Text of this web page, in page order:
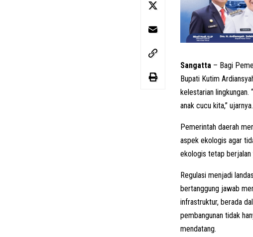
Sangatta – Bagi
Bupati Kutim
kelestarian
anak cucu kita,” ujarnya.
Pemerintah daerah
aspek ekologis agar
ekologis tetap berjalan
Regulasi menjadi
bertanggung jawab
infrastruktur, berada
pembangunan tidak
mendatang.